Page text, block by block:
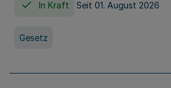
In Kraft Seit 01. August 2026
Gesetz